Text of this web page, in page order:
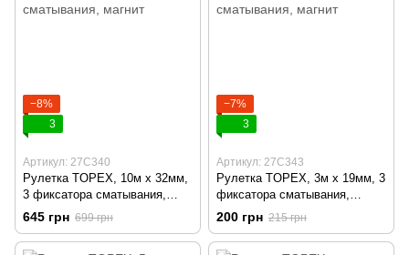
−8%
3
Артикул: 27C340
Рулетка TOPEX, 10м х 32мм,
3 фиксатора сматывания,
магнит
645 грн 699 грн
−7%
3
Артикул: 27C343
Рулетка TOPEX, 3м x 19мм, 3
фиксатора сматывания,
магнит
200 грн 215 грн